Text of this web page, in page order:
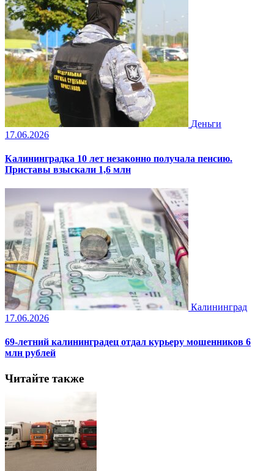
Деньги
17.06.2026
Калининградка 10 лет незаконно получала пенсию.
Приставы взыскали 1,6 млн
Калининград
17.06.2026
69-летний калининградец отдал курьеру мошенников 6
млн рублей
Читайте также